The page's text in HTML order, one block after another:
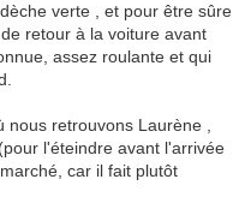
verte , et pour être sûre
retour à la voiture avant
assez roulante et qui
nous retrouvons Laurène ,
l'éteindre avant l'arrivée
car il fait plutôt